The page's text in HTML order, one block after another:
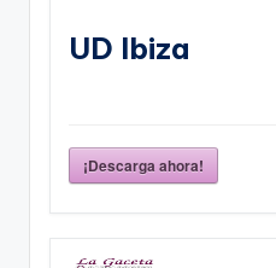
UD Ibiza
¡Descarga ahora!